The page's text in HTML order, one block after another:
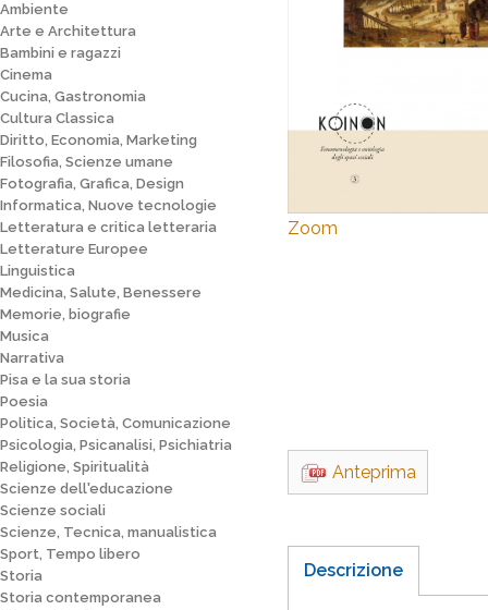
Ambiente
Arte e Architettura
Bambini e ragazzi
Cinema
Cucina, Gastronomia
Cultura Classica
Diritto, Economia, Marketing
Filosofia, Scienze umane
Fotografia, Grafica, Design
Informatica, Nuove tecnologie
Letteratura e critica letteraria
Letterature Europee
Linguistica
Medicina, Salute, Benessere
Memorie, biografie
Musica
Narrativa
Pisa e la sua storia
Poesia
Politica, Società, Comunicazione
Psicologia, Psicanalisi, Psichiatria
Religione, Spiritualità
Scienze dell'educazione
Scienze sociali
Scienze, Tecnica, manualistica
Sport, Tempo libero
Storia
Storia contemporanea
Zoom
Anteprima
Descrizione